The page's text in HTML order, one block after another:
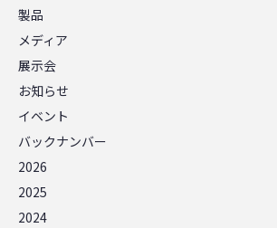
製品
メディア
展示会
お知らせ
イベント
バックナンバー
2026
2025
2024